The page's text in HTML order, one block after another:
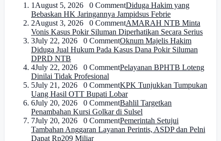
1 August 5, 2026 0 CommentDiduga Hakim yang
Bebaskan HK Jaringannya Jampidsus Febrie
2August 3, 2026 0 CommentAMARAH NTB Minta
Vonis Kasus Pokir Siluman Diperhatikan Secara Serius
3July 22, 2026 0 CommentOknum Majelis Hakim
Diduga Jual Hukum Pada Kasus Dana Pokir Siluman
DPRD NTB
4July 22, 2026 0 CommentPelayanan BPHTB Loteng
Dinilai Tidak Profesional
5July 21, 2026 0 CommentKPK Tunjukkan Tumpukan
Uang Hasil OTT Bupati Lobar
6July 20, 2026 0 CommentBahlil Targetkan
Penambahan Kursi Golkar di Sulsel
7July 20, 2026 0 CommentPemerintah Setujui
Tambahan Anggaran Layanan Perintis, ASDP dan Pelni
Dapat Rp209 Miliar